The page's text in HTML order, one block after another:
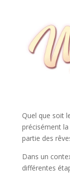
Quel que soit
précisément
partie des
Dans un
différentes